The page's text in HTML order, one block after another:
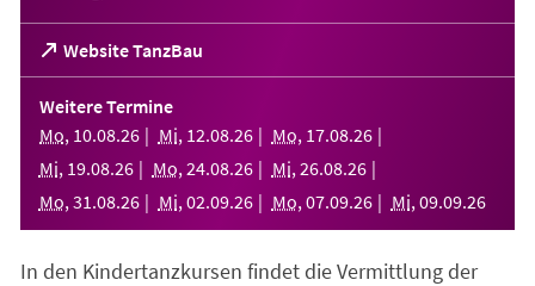
Website TanzBau
(Öffnet
in
einem
neuen
Tab)
Weitere Termine
Mo, 10.08.26 Mi, 12.08.26 Mo, 17.08.26
Mi, 19.08.26 Mo, 24.08.26 Mi, 26.08.26
Mo, 31 .08.26 Mi, 02.09.26 Mo, 07.09.26 Mi, 09.09.26
In den Kindertanzkursen findet die Vermittlung der